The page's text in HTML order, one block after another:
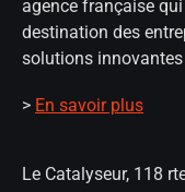
agence française
destination des
solutions
> En savoir plus
Le Catalyseur, 118